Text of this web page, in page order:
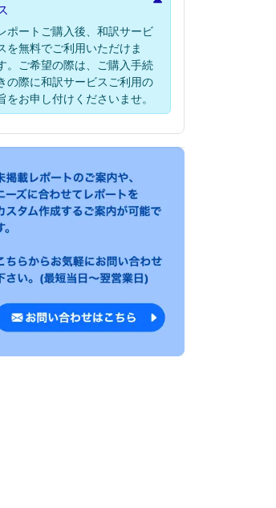
ポートご購入後、和訳サービ
を無料でご利用いただけま
。ご希望の際は、ご購入手続
の際に和訳サービスご利用の
をお申し付けくださいませ。